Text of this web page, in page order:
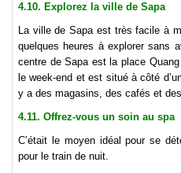
4.10. Explorez la ville de Sapa
La ville de Sapa est très facile à
quelques heures à explorer sans
centre de Sapa est la place
le week-end et est situé à côté
y a des magasins, des cafés et
4.11. Offrez-vous un soin au spa
C’était le moyen idéal pour se
pour le train de nuit.